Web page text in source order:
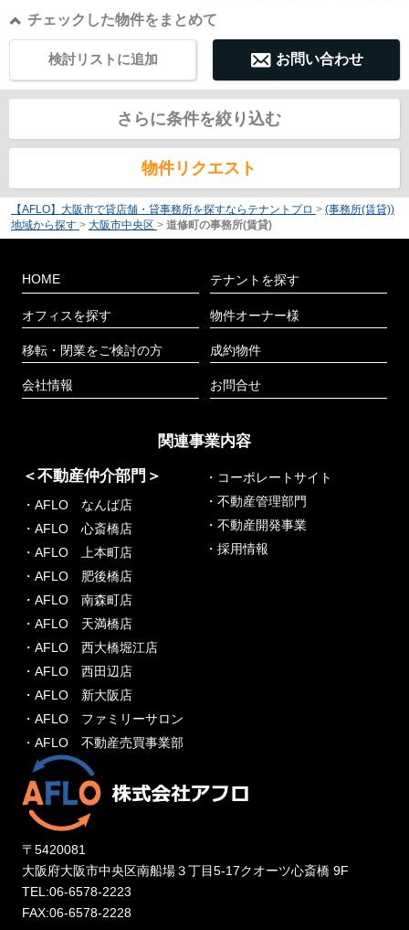
チェックした物件をまとめて
お問い合わせ
検討リストに追加
さらに条件を絞り込む
物件リクエスト
【AFLO】大阪市で貸店舗・貸事務所を探すならテナントプロ > (事務所(賃貸))
地域から探す > 大阪市中央区 > 道修町の事務所(賃貸)
HOME
オフィスを探す
移転・閉業をご検討の方
会社情報
テナントを探す
物件オーナー様
成約物件
お問合せ
関連事業内容
＜不動産仲介部門＞
・AFLO なんば店
・AFLO 心斎橋店
・AFLO 上本町店
・AFLO 肥後橋店
・AFLO 南森町店
・AFLO 天満橋店
・AFLO 西大橋堀江店
・AFLO 西田辺店
・AFLO 新大阪店
・AFLO ファミリーサロン
・AFLO 不動産売買事業部
・コーポレートサイト
・不動産管理部門
・不動産開発事業
・採用情報
〒5420081
大阪府大阪市中央区南船場３丁目5-17クオーツ心斎橋 9F
TEL:06-6578-2223
FAX:06-6578-2228